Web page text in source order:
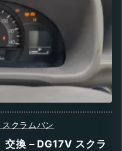
スクラムバン
交換 – DG17V スクラ